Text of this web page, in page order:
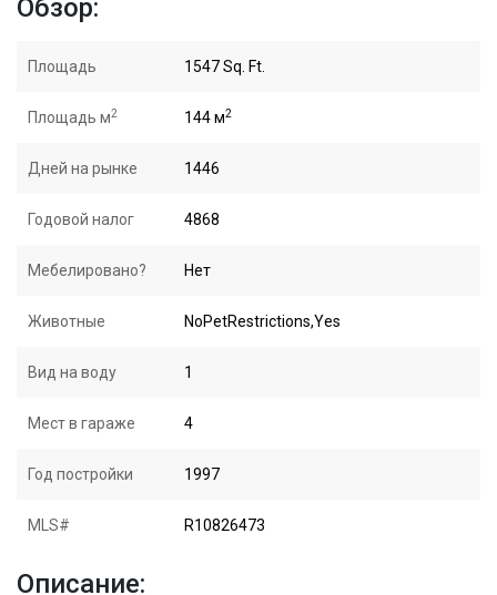
Обзор:
Площадь 1547 Sq. Ft.
Площадь м2 144 м2
Дней на рынке 1446
Годовой налог 4868
Мебелировано? Нет
Животные NoPetRestrictions,Yes
Вид на воду 1
Мест в гараже 4
Год постройки 1997
MLS# R10826473
Описание: